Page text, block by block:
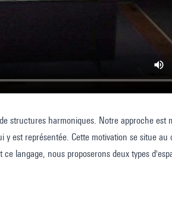
structures harmoniques. Notre approche est
est représentée. Cette motivation se situe au
langage, nous proposerons deux types